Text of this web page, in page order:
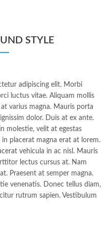
STYLE
adipiscing elit. Morbi
luctus vitae. Aliquam mollis
varius magna. Mauris porta
dolor. Duis at ex ante.
molestie, velit at egestas
placerat magna erat at lorem.
vehicula in ac nisl. Mauris
lectus cursus at. Nam
Praesent at semper magna.
venenatis. Donec tellus diam,
rutrum sapien. Vestibulum